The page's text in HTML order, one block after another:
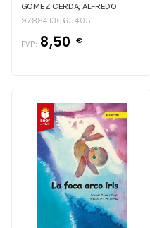
GOMEZ CERDA, ALFREDO
9788413665405
PVP: 8,50 €